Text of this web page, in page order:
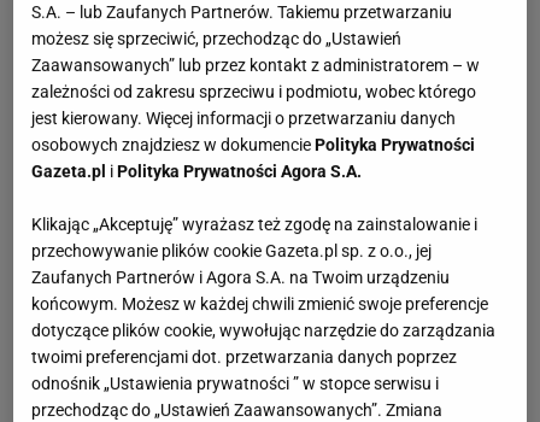
S.A. – lub Zaufanych Partnerów. Takiemu przetwarzaniu
możesz się sprzeciwić, przechodząc do „Ustawień
Zaawansowanych” lub przez kontakt z administratorem – w
zależności od zakresu sprzeciwu i podmiotu, wobec którego
jest kierowany. Więcej informacji o przetwarzaniu danych
osobowych znajdziesz w dokumenciePolityka Prywatności
Gazeta.pl iPolityka Prywatności Agora S.A.
Klikając „Akceptuję” wyrażasz też zgodę na zainstalowanie i
przechowywanie plików cookie Gazeta.pl sp. z o.o., jej
Zaufanych Partnerów i Agora S.A. na Twoim urządzeniu
końcowym. Możesz w każdej chwili zmienić swoje preferencje
dotyczące plików cookie, wywołując narzędzie do zarządzania
twoimi preferencjami dot. przetwarzania danych poprzez
odnośnik „Ustawienia prywatności ” w stopce serwisu i
przechodząc do „Ustawień Zaawansowanych”. Zmiana